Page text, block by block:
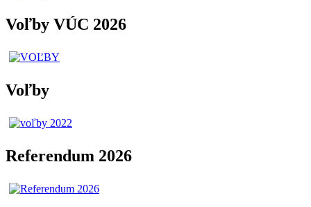
Voľby VÚC 2026
Voľby
Referendum 2026